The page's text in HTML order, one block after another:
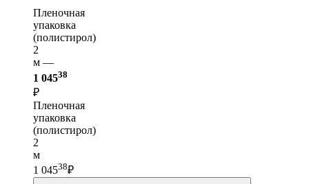
Пленочная
упаковка
(полистирол)
2
м —
1 04538
₽
Пленочная
упаковка
(полистирол)
2
м
1 04538₽